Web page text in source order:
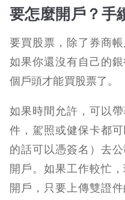
要怎麼開戶？手
要買股票，除了券商
如果你還沒有自己的
個戶頭才能買股票了。
如果時間允許，可以
件，駕照或健保卡都
的話可以憑簽名）去
開戶。 如果工作較忙
開戶，只要上傳雙證